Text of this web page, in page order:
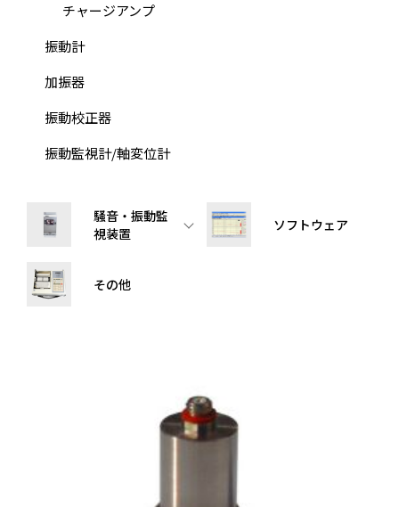
チャージアンプ
振動計
加振器
振動校正器
振動監視計/軸変位計
騒音・振動監
視装置
ソフトウェア
その他